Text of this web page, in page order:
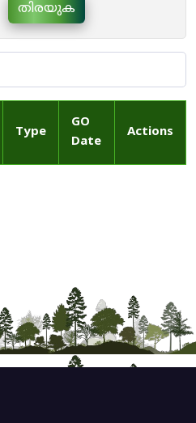
തിരയുക
Type
GO
Date
Actions